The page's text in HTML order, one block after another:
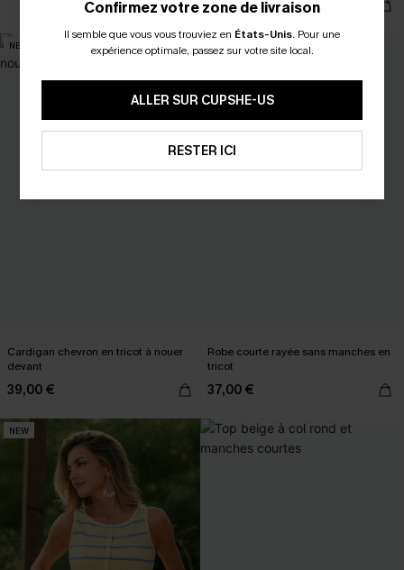
39,00 €
NEW
Cardigan chevron en tricot à nouer
devant
39,00 €
Robe courte rayée sans manches en
tricot
37,00 €
NEW
Confirmez votre zone de livraison
Il semble que vous vous trouviez en États-Unis. Pour une
expérience optimale, passez sur votre site local.
ALLER SUR CUPSHE-US
RESTER ICI